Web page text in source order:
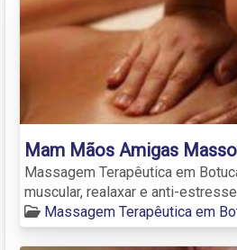
Mam Mãos Amigas
Massagem Terapêutica em
muscular, realaxar e anti-estresse
Massagem Terapêutica em